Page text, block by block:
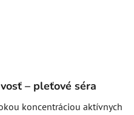
– pleťové séra
koncentráciou aktívnych